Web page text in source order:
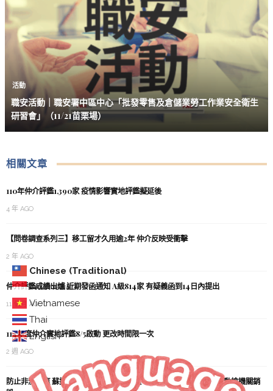
Chinese (Traditional)
Indonesian
Vietnamese
Thai
English
活動
職安活動｜職安署中區中心「批發零售及倉儲業勞工作業安全衛生
研習會」（11/21苗栗場）
相關文章
110年仲介評鑑1,390家 疫情影響實地評鑑擬延後
4 年 AGO
【問卷調查系列三】移工留才久用逾2年 仲介反映受衝擊
2 年 AGO
仲介評鑑成績出爐 近期發函通知 A級814家 有疑義函到14日內提出
11 個月 AGO
114年度仲介實地評鑑8/5啟動 更改時間限一次
2 週 AGO
防止非洲豬瘟 蘇揆：追究收件人 處罰加重 移工收到肉製品包裹應送動檢機關銷